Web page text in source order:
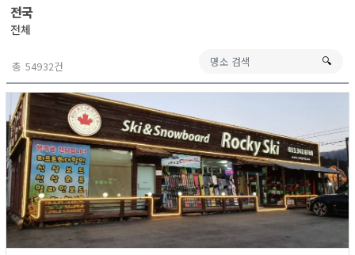
전국
전체
총 54932건 🔍︎